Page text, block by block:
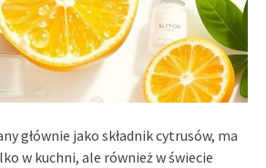
głównie jako składnik cytrusów, ma
w kuchni, ale również w świecie